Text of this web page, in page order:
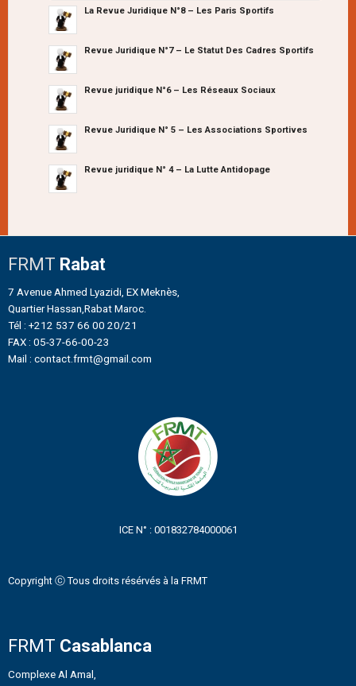
La Revue Juridique N°8 – Les Paris Sportifs
Revue Juridique N°7 – Le Statut Des Cadres Sportifs
Revue juridique N°6 – Les Réseaux Sociaux
Revue Juridique N° 5 – Les Associations Sportives
Revue juridique N° 4 – La Lutte Antidopage
FRMT Rabat
7 Avenue Ahmed Lyazidi, EX Meknès,
Quartier Hassan,Rabat Maroc.
Tél : +212 537 66 00 20/21
FAX : 05-37-66-00-23
Mail : contact.frmt@gmail.com
ICE N° : 001832784000061
Copyright ⓒ Tous droits résérvés à la FRMT
FRMT Casablanca
Complexe Al Amal,